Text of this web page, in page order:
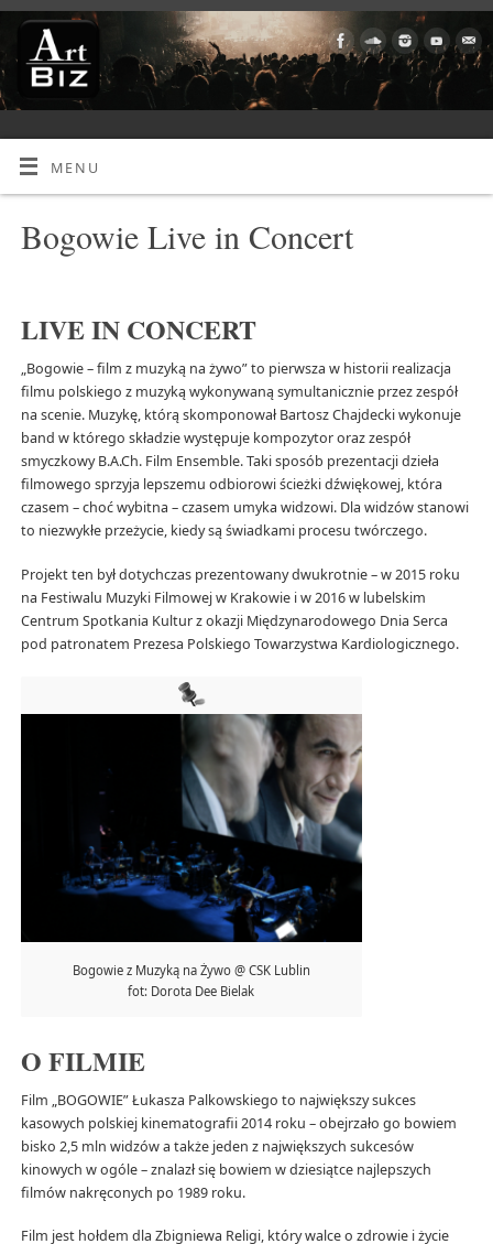
MENU
Bogowie Live in Concert
LIVE IN CONCERT
„Bogowie – film z muzyką na żywo” to pierwsza w historii realizacja
filmu polskiego z muzyką wykonywaną symultanicznie przez zespół
na scenie. Muzykę, którą skomponował Bartosz Chajdecki wykonuje
band w którego składzie występuje kompozytor oraz zespół
smyczkowy B.A.Ch. Film Ensemble. Taki sposób prezentacji dzieła
filmowego sprzyja lepszemu odbiorowi ścieżki dźwiękowej, która
czasem – choć wybitna – czasem umyka widzowi. Dla widzów stanowi
to niezwykłe przeżycie, kiedy są świadkami procesu twórczego.
Projekt ten był dotychczas prezentowany dwukrotnie – w 2015 roku
na Festiwalu Muzyki Filmowej w Krakowie i w 2016 w lubelskim
Centrum Spotkania Kultur z okazji Międzynarodowego Dnia Serca
pod patronatem Prezesa Polskiego Towarzystwa Kardiologicznego.
Bogowie z Muzyką na Żywo @ CSK Lublin
fot: Dorota Dee Bielak
O FILMIE
Film „BOGOWIE” Łukasza Palkowskiego to największy sukces
kasowych polskiej kinematografii 2014 roku – obejrzało go bowiem
bisko 2,5 mln widzów a także jeden z największych sukcesów
kinowych w ogóle – znalazł się bowiem w dziesiątce najlepszych
filmów nakręconych po 1989 roku.
Film jest hołdem dla Zbigniewa Religi, który walce o zdrowie i życie